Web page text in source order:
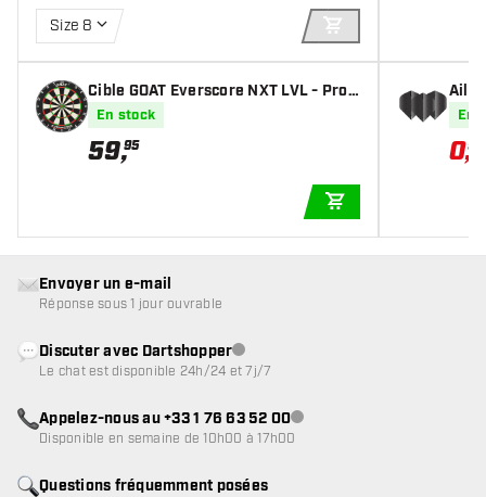
Size 8
AJOUTER AU
Cible GOAT Everscore NXT LVL - Prof
essionnelle
En stock
59,95
En
0,98
Questions fréquemment posées
Envoyer un e-mail
Réponse sous 1 jour ouvrable
Discuter avec DartshopperService client indisponible
Le chat est disponible 24h/24 et 7j/7
Appelez-nous au +33 1 76 63 52 00Service client indisponible
Disponible en semaine de 10h00 à 17h00